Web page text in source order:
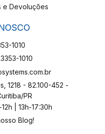
e Devoluções
1010
1010
1218 - 82.100-452 -
PR
| 13h-17:30h
Blog!